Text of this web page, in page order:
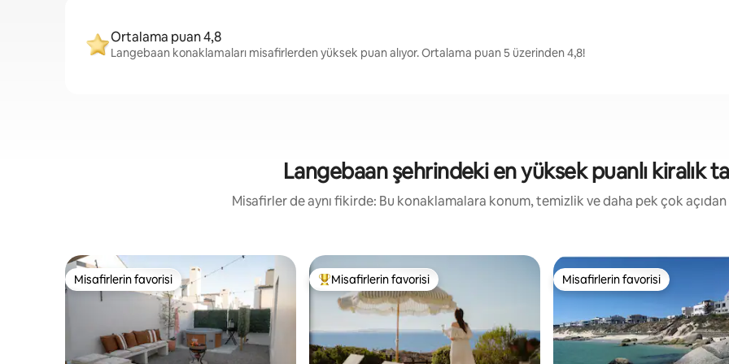
Ortalama puan 4,8
Langebaan konaklamaları misafirlerden yüksek puan alıyor. Ortalama puan 5 üzerinden 4,8!
Langebaan şehrindeki en yüksek puanlı kiralık
Misafirler de aynı fikirde: Bu konaklamalara konum, temizlik ve daha pek çok
Misafirlerin favorisi
Misafirlerin favorisi Misafirlerin favorilerinden en beğenilenler arasında
Misafirlerin favorisi Misafirlerin favorisi
Misafirlerin favorisi